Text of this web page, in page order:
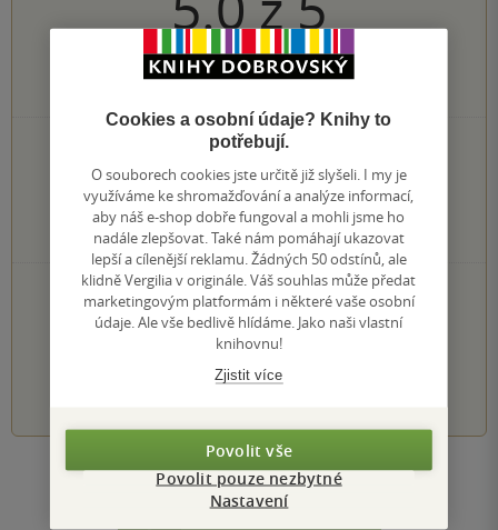
1×
5 hvězdiček
0×
4 hvězdičky
0×
3 hvězdičky
0×
2 hvězdičky
0×
1 hvezdička
PŘIDEJTE SVÉ HODNOCENÍ KNIHY
Hodnocení našich knihkupců: 0.0 z 5
3 4 5
Zobrazit všechna hodnocení
Cookies a osobní údaje? Knihy to
potřebují.
O souborech cookies jste určitě již slyšeli. I my je
využíváme ke shromažďování a analýze informací,
aby náš e-shop dobře fungoval a mohli jsme ho
nadále zlepšovat. Také nám pomáhají ukazovat
lepší a cílenější reklamu. Žádných 50 odstínů, ale
klidně Vergilia v originále. Váš souhlas může předat
marketingovým platformám i některé vaše osobní
údaje. Ale vše bedlivě hlídáme. Jako naši vlastní
knihovnu!
Zjistit více
Povolit vše
Povolit pouze nezbytné
Nastavení